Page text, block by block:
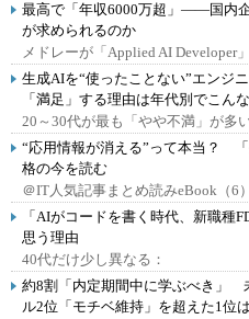
最高で「年収6000万超」――国内
が求められるのか
メドレーが「Applied AI Developer
生成AIを“使ったことない”エンジ
「満足」する理由は年代別でこん
20～30代が最も「やや不満」が多
“応用情報が消える”って本当？
格の今を読む
＠IT人気記事まとめ読みeBook（6
「AIがコードを書く時代、新職
思う理由
40代だけ少し異なる：
約8割「内定期間中に学ぶべき」
ル2位「モチベ維持」を超えた1位